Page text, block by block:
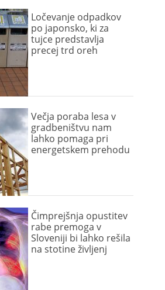
Ločevanje odpadkov
po japonsko, ki za
tujce predstavlja
precej trd oreh
Večja poraba lesa v
gradbeništvu nam
lahko pomaga pri
energetskem prehodu
Čimprejšnja opustitev
rabe premoga v
Sloveniji bi lahko rešila
na stotine življenj